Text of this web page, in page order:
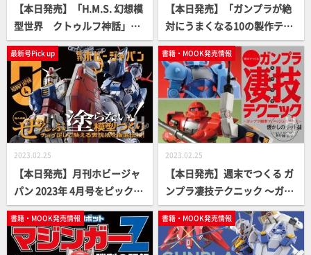
【本日発売】「H.M.S. 幻想模
型世界 クトゥルフ神話」
【立体造形ムック】
【本日発売】「ガンプラが絶
対にうまくなる10の製作テク
ニック ENTRY GRADE ストラ
イクガンダム編」【How T
o】
最新号Pick up
2023.02.25
【本日発売】月刊ホビージャ
パン 2023年 4月号をピックア
ップ！
書籍・MOOK発売情報
2023.02.25
【本日発売】週末でつくる ガ
ンプラ凄技テクニック ～ガン
プラ簡単フィニッシュのスス
メ～ 懐かしのキット編【ガン
プラ How To MOOK】
書籍・MOOK発売情報 書籍・MOOK発売情報